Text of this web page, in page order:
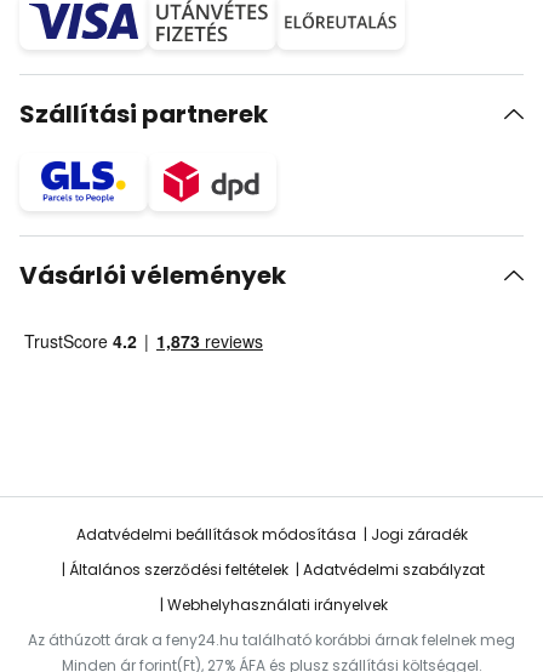
Szállítási partnerek
Vásárlói vélemények
Adatvédelmi beállítások módosítása
Jogi záradék
Általános szerződési feltételek
Adatvédelmi szabályzat
Webhelyhasználati irányelvek
Az áthúzott árak a feny24.hu található korábbi árnak felelnek meg
Minden ár forint(Ft), 27% ÁFA és plusz szállítási költséggel.